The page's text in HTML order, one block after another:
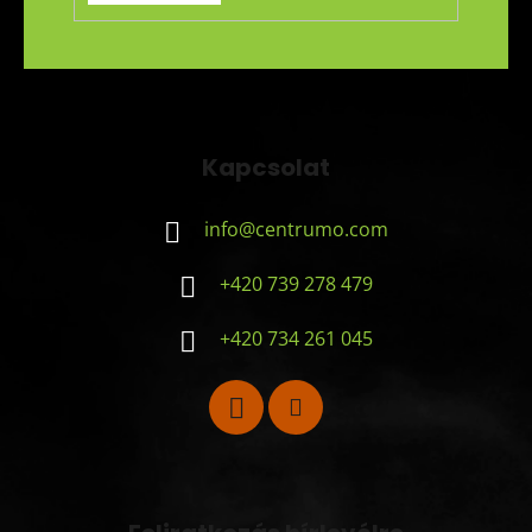
Kapcsolat
info@centrumo.com
+420 739 278 479
+420 734 261 045